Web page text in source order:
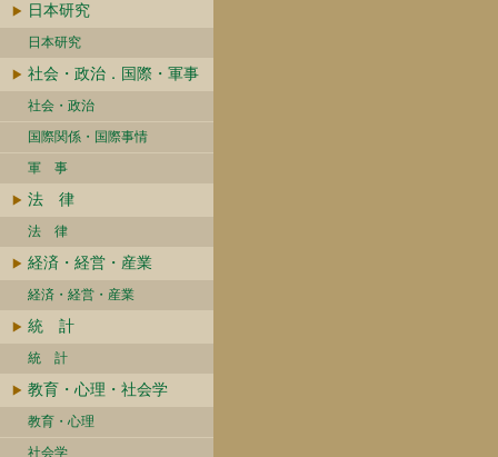
日本研究
日本研究
社会・政治．国際・軍事
社会・政治
国際関係・国際事情
軍 事
法 律
法 律
経済・経営・産業
経済・経営・産業
統 計
統 計
教育・心理・社会学
教育・心理
社会学